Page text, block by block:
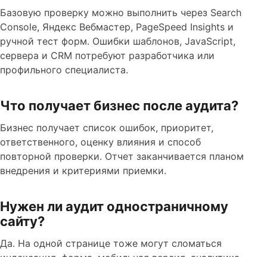
Базовую проверку можно выполнить через Search
Console, Яндекс Вебмастер, PageSpeed Insights и
ручной тест форм. Ошибки шаблонов, JavaScript,
сервера и CRM потребуют разработчика или
профильного специалиста.
Что получает бизнес после аудита?
Бизнес получает список ошибок, приоритет,
ответственного, оценку влияния и способ
повторной проверки. Отчет заканчивается планом
внедрения и критериями приемки.
Нужен ли аудит одностраничному
сайту?
Да. На одной странице тоже могут сломаться